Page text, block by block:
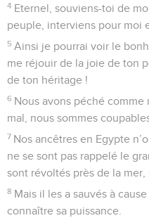
4 Eternel, souviens-toi de
peuple, interviens pour moi
5 Ainsi je pourrai voir le
me réjouir de la joie de ton
de ton héritage !
6 Nous avons péché comme
mal, nous sommes
7 Nos ancêtres en Egypte
ne se sont pas rappelé le
sont révoltés près de la mer,
8 Mais il les a sauvés à
connaître sa puissance.